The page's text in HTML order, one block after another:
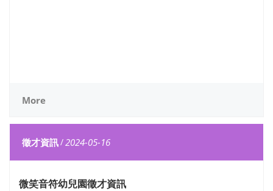
More
徵才資訊/2024-05-16
微笑音符幼兒園徵才資訊